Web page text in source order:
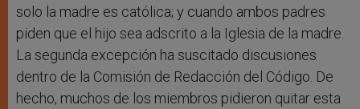
solo la madre es católica; y cuando ambos padres
piden que el hijo sea adscrito a la Iglesia de la madre.
La segunda excepción ha suscitado discusiones
dentro de la Comisión de Redacción del Código. De
hecho, muchos de los miembros pidieron quitar esta